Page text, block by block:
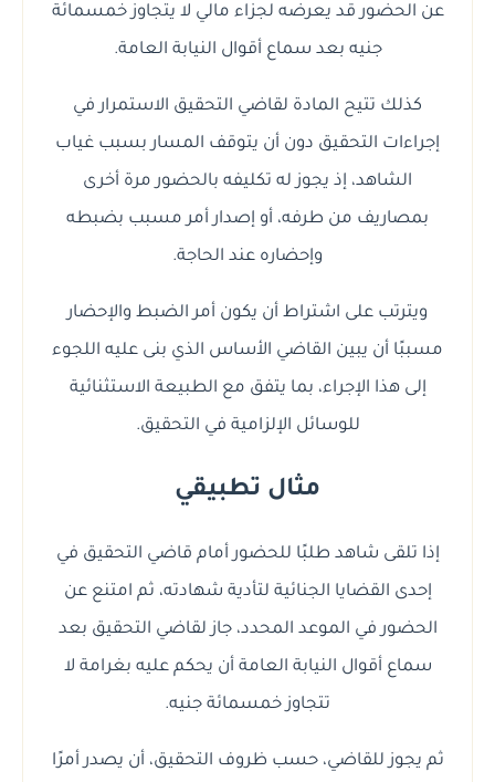
عن الحضور قد يعرضه لجزاء مالي لا يتجاوز خمسمائة
جنيه بعد سماع أقوال النيابة العامة.
كذلك تتيح المادة لقاضي التحقيق الاستمرار في
إجراءات التحقيق دون أن يتوقف المسار بسبب غياب
الشاهد، إذ يجوز له تكليفه بالحضور مرة أخرى
بمصاريف من طرفه، أو إصدار أمر مسبب بضبطه
وإحضاره عند الحاجة.
ويترتب على اشتراط أن يكون أمر الضبط والإحضار
مسببًا أن يبين القاضي الأساس الذي بنى عليه اللجوء
إلى هذا الإجراء، بما يتفق مع الطبيعة الاستثنائية
للوسائل الإلزامية في التحقيق.
مثال تطبيقي
إذا تلقى شاهد طلبًا للحضور أمام قاضي التحقيق في
إحدى القضايا الجنائية لتأدية شهادته، ثم امتنع عن
الحضور في الموعد المحدد، جاز لقاضي التحقيق بعد
سماع أقوال النيابة العامة أن يحكم عليه بغرامة لا
تتجاوز خمسمائة جنيه.
ثم يجوز للقاضي، حسب ظروف التحقيق، أن يصدر أمرًا